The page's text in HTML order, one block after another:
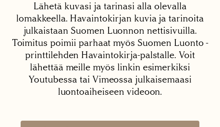
Lähetä kuvasi ja tarinasi alla olevalla
lomakkeella. Havaintokirjan kuvia ja tarinoita
julkaistaan Suomen Luonnon nettisivuilla.
Toimitus poimii parhaat myös Suomen Luonto -
printtilehden Havaintokirja-palstalle. Voit
lähettää meille myös linkin esimerkiksi
Youtubessa tai Vimeossa julkaisemaasi
luontoaiheiseen videoon.